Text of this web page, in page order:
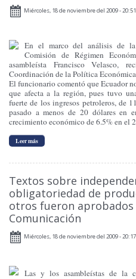
Miércoles, 18 de noviembre del 2009 - 20:51
En el marco del análisis de
Comisión de Régimen
asambleísta Francisco Velasco,
Coordinación de la Política
El funcionario comentó que Ecuador
que afecta a la región, pues tuvo
fuerte de los ingresos petroleros, de
pasado a menos de 20 dólares en
crecimiento económico de 6.5% en el
Leer más
Textos sobre
obligatoriedad de
otros fueron aprobados
Comunicación
Miércoles, 18 de noviembre del 2009 - 20:17
Las y los asambleístas de la